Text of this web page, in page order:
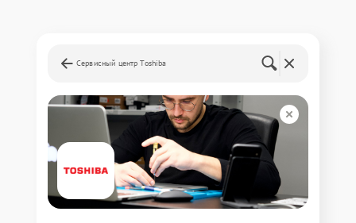
Сервисный центр Toshiba